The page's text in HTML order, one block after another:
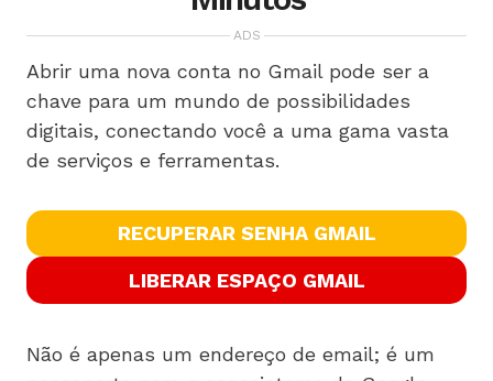
ADS
Abrir uma nova conta no Gmail pode ser a
chave para um mundo de possibilidades
digitais, conectando você a uma gama vasta
de serviços e ferramentas.
RECUPERAR SENHA GMAIL
LIBERAR ESPAÇO GMAIL
Não é apenas um endereço de email; é um